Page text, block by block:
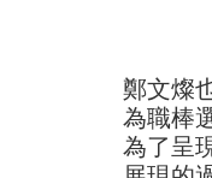
鄭文燦
為職棒
為了呈